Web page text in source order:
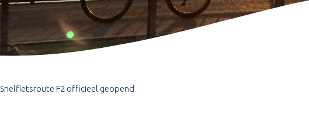
Snelfietsroute F2 officieel geopend